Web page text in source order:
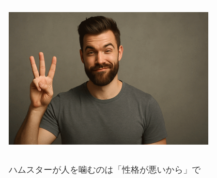
ハムスターが人を噛むのは「性格が悪いから」で